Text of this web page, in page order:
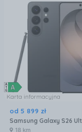
Karta informacyjna
od 5 899 zł
18 km